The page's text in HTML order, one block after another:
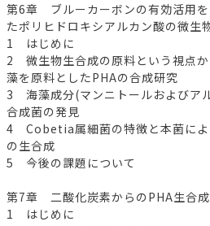
第6章 ブルーカーボンの有効活用を
たポリヒドロキシアルカン酸の微
1 はじめに
2 微生物生合成の原料という視点
藻を原料としたPHAの合成研究
3 海藻成分(マンニトールおよびア
合成菌の発見
4 Cobetia属細菌の特徴と本菌によ
の生合成
5 今後の課題について
第7章 二酸化炭素からのPHA生合
1 はじめに